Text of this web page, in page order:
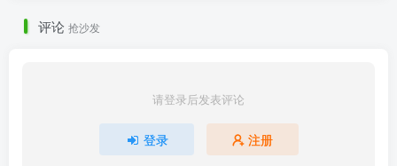
评论 抢沙发
请登录后发表评论
登录 注册